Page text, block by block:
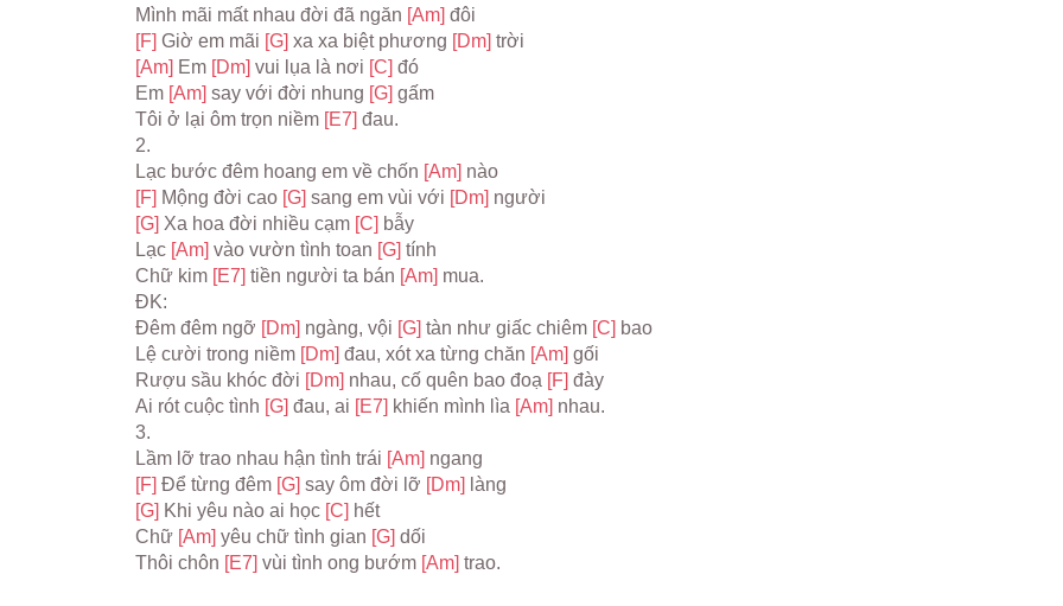
Mình mãi mất nhau đời đã ngăn [Am] đôi
[F] Giờ em mãi [G] xa xa biệt phương [Dm] trời
[Am] Em [Dm] vui lụa là nơi [C] đó
Em [Am] say với đời nhung [G] gấm
Tôi ở lại ôm trọn niềm [E7] đau.
2.
Lạc bước đêm hoang em về chốn [Am] nào
[F] Mộng đời cao [G] sang em vùi với [Dm] người
[G] Xa hoa đời nhiều cạm [C] bẫy
Lạc [Am] vào vườn tình toan [G] tính
Chữ kim [E7] tiền người ta bán [Am] mua.
ĐK:
Đêm đêm ngỡ [Dm] ngàng, vội [G] tàn như giấc chiêm [C] bao
Lệ cười trong niềm [Dm] đau, xót xa từng chăn [Am] gối
Rượu sầu khóc đời [Dm] nhau, cố quên bao đoạ [F] đày
Ai rót cuộc tình [G] đau, ai [E7] khiến mình lìa [Am] nhau.
3.
Lầm lỡ trao nhau hận tình trái [Am] ngang
[F] Để từng đêm [G] say ôm đời lỡ [Dm] làng
[G] Khi yêu nào ai học [C] hết
Chữ [Am] yêu chữ tình gian [G] dối
Thôi chôn [E7] vùi tình ong bướm [Am] trao.